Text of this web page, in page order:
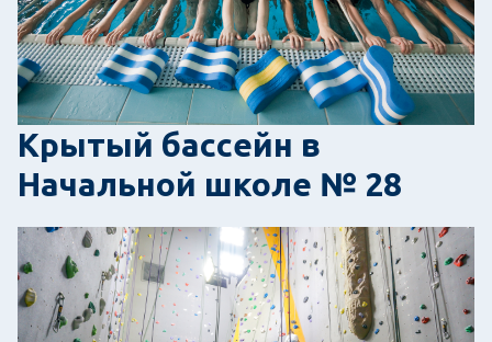
Крытый бассейн в
Начальной школе № 28